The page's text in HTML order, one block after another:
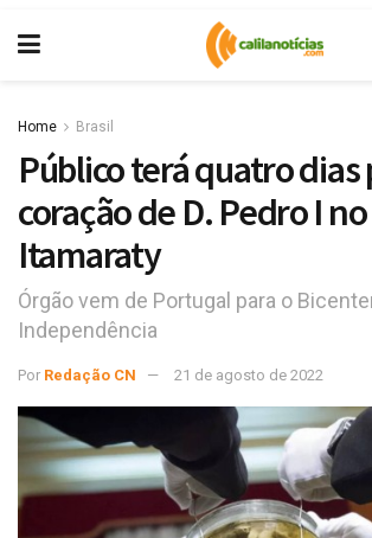
Home Brasil
Público terá quatro dias
coração de D. Pedro I no
Itamaraty
Órgão vem de Portugal para o
Independência
Por Redação CN 21 de agosto de 2022